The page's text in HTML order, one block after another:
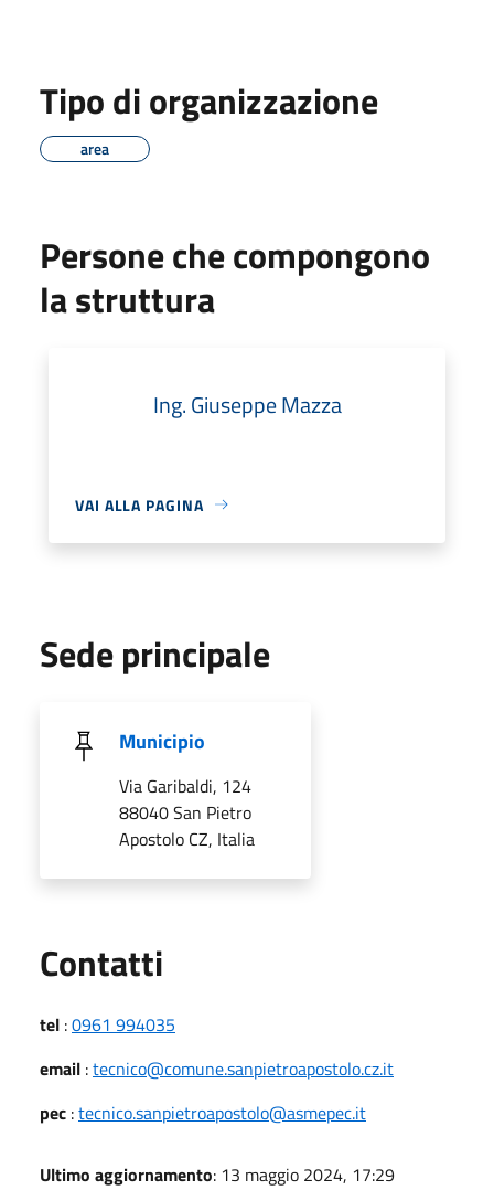
Tipo di organizzazione
area
Persone che compongono
la struttura
Ing. Giuseppe Mazza
VAI ALLA PAGINA
Sede principale
Municipio
Via Garibaldi, 124
88040 San Pietro
Apostolo CZ, Italia
Contatti
tel :0961 994035
email :tecnico@comune.sanpietroapostolo.cz.it
pec :tecnico.sanpietroapostolo@asmepec.it
Ultimo aggiornamento: 13 maggio 2024, 17:29